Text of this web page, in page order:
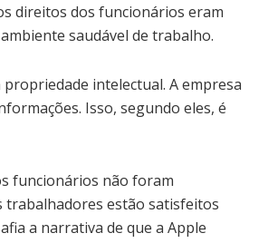
direitos dos funcionários eram
saudável de trabalho.
intelectual. A empresa
Isso, segundo eles, é
funcionários não foram
trabalhadores estão satisfeitos
a narrativa de que a Apple